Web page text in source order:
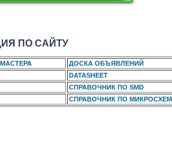
ПО САЙТУ
ДОСКА ОБЪЯВЛЕНИЙ
DATASHEET
СПРАВОЧНИК ПО SMD
СПРАВОЧНИК ПО